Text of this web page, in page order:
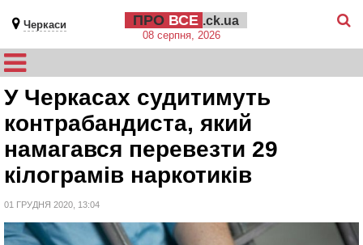
Черкаси ПРО ВСЕ .ck.ua
08 серпня, 2026
У Черкасах судитимуть
контрабандиста, який
намагався перевезти 29
кілограмів наркотиків
01 ГРУДНЯ 2020, 13:04